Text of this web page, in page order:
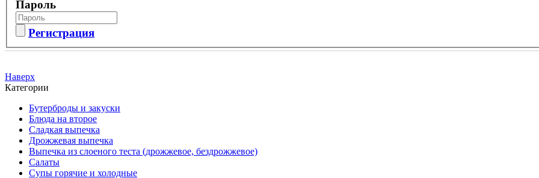
Пароль
Регистрация
Наверх
Категории
Бутерброды и закуски
Блюда на второе
Сладкая выпечка
Дрожжевая выпечка
Выпечка из слоеного теста (дрожжевое, бездрожжевое)
Салаты
Супы горячие и холодные